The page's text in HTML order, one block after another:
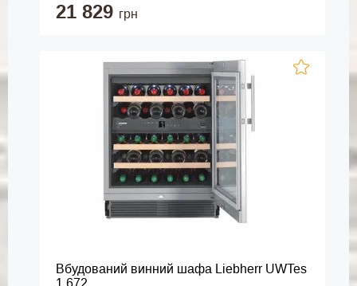
21 829 грн
Вбудований винний шафа Liebherr UWTes
1 672